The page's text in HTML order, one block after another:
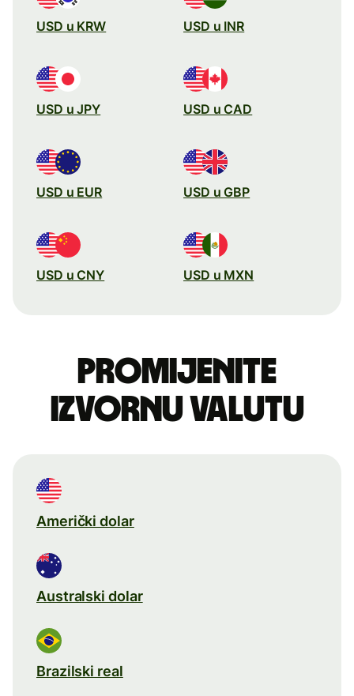
USD u KRW USD u INR
USD u JPY USD u CAD
USD u EUR USD u GBP
USD u CNY USD u MXN
Promijenite
izvornu valutu
Američki dolar
Australski dolar
Brazilski real